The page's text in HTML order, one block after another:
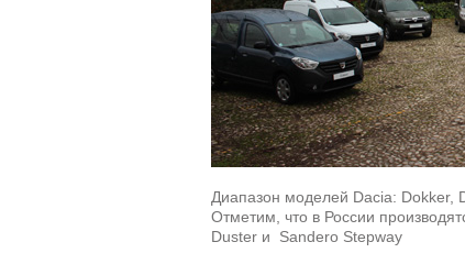
Диапазон моделей Dacia: Dokker,
Отметим, что в России
Duster и Sandero Stepway